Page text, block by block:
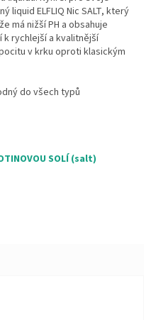
liquid ELFLIQ Nic SALT, který
má nižší PH a obsahuje
rychlejší a kvalitnější
v krku oproti klasickým
do všech typů
SOLÍ (salt)
5 z 5 hvězdiček.